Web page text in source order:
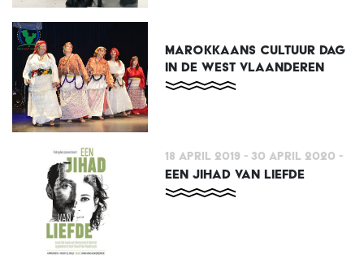
MAROKKAANS CULTUUR DAG
IN DE WEST VLAANDEREN
18 April 2019 - 30 April 2020 -
EEN JIHAD VAN LIEFDE